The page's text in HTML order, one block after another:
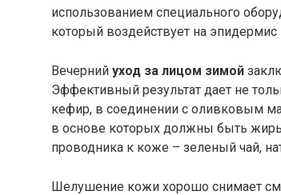
использованием специального
который воздействует на
Вечерний уход за лицом зимой
Эффективный результат дает не
кефир, в соединении с оливковым
в основе которых должны быть
проводника к коже – зеленый чай,
Шелушение кожи хорошо снимает